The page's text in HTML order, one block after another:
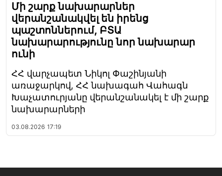
Մի շարք նախարարներ
վերանշանակվել են իրենց
պաշտոններում, ԲՏԱ
նախարարությունը նոր նախարար
ունի
ՀՀ վարչապետ Նիկոլ Փաշինյանի
առաջարկով, ՀՀ նախագահ Վահագն
Խաչատուրյանը վերանշանակել է մի շարք
նախարարների
03.08.2026 17:19